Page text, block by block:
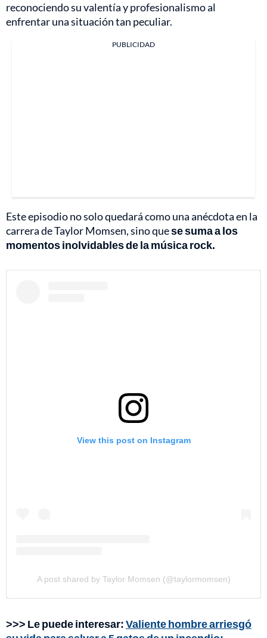
reconociendo su valentía y profesionalismo al
enfrentar una situación tan peculiar.
PUBLICIDAD
Este episodio no solo quedará como una anécdota en la
carrera de Taylor Momsen, sino quese suma a los
momentos inolvidables de la música rock.
View this post on Instagram
A post shared by Taylor Momsen (@taylormomsen)
>>> Le puede interesar:Valiente hombre arriesgó